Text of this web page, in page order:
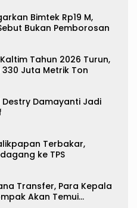
Bimtek Rp19 M,
Bukan Pemborosan
Tahun 2026 Turun,
Juta Metrik Ton
Destry Damayanti Jadi
Terbakar,
ke TPS
Transfer, Para Kepala
Akan Temui